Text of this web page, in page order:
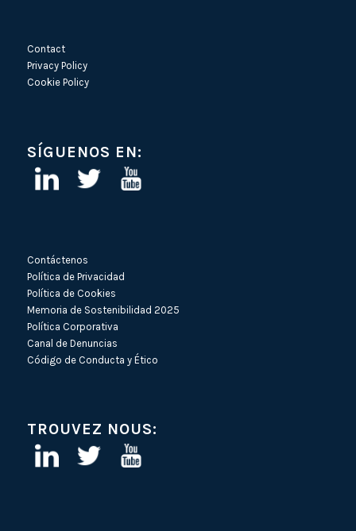
Contact
Privacy Policy
Cookie Policy
SÍGUENOS EN:
Contáctenos
Política de Privacidad
Política de Cookies
Memoria de Sostenibilidad 2025
Política Corporativa
Canal de Denuncias
Código de Conducta y Ético
TROUVEZ NOUS: